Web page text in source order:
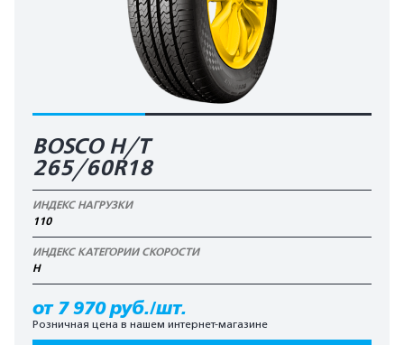
BOSCO H/T
265/60R18
ИНДЕКС НАГРУЗКИ
110
ИНДЕКС КАТЕГОРИИ СКОРОСТИ
H
от 7 970 руб./шт.
Розничная цена в нашем интернет-магазине